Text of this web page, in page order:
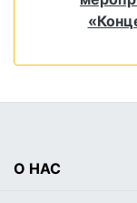
О НАС